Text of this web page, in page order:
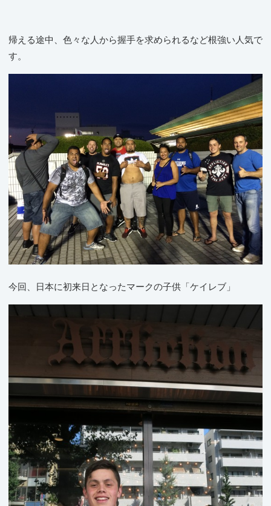
帰える途中、色々な人から握手を求められるなど根強い人気で
す。
今回、日本に初来日となったマークの子供「ケイレブ」